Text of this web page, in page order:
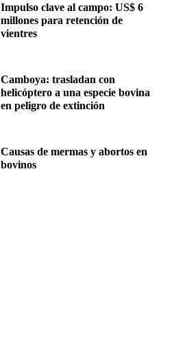
Impulso clave al campo: US$ 6
millones para retención de
Camboya: trasladan con
helicóptero a una especie bovina
en peligro de extinción
Causas de mermas y abortos en
bovinos